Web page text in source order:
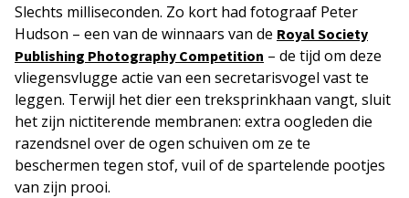
Slechts milliseconden. Zo kort had fotograaf Peter
Hudson – een van de winnaars van de Royal Society
Publishing Photography Competition – de tijd om deze
vliegensvlugge actie van een secretarisvogel vast te
leggen. Terwijl het dier een treksprinkhaan vangt, sluit
het zijn nictiterende membranen: extra oogleden die
razendsnel over de ogen schuiven om ze te
beschermen tegen stof, vuil of de spartelende pootjes
van zijn prooi.